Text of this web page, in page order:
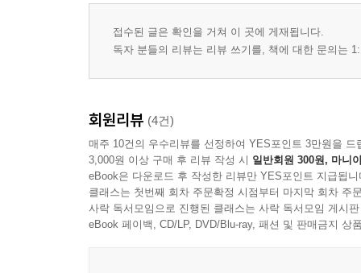
접수된 글은 확인을 거쳐 이 곳에 게재됩니다.
독자 분들의 리뷰는 리뷰 쓰기를, 책에 대한 문의는
회원리뷰 (4건)
매주 10건의 우수리뷰를 선정하여 YES포인트 3만원을 드
3,000원 이상 구매 후 리뷰 작성 시 일반회원 300원, 마니
eBook은 다운로드 후 작성한 리뷰만 YES포인트 지급됩니
클래스는 첫번째 회차 주문확정 시점부터 마지막 회차 주
사락 독서모임으로 진행된 클래스는 사락 독서모임 게시
eBook 페이백, CD/LP, DVD/Blu-ray, 패션 및 판매금지 상